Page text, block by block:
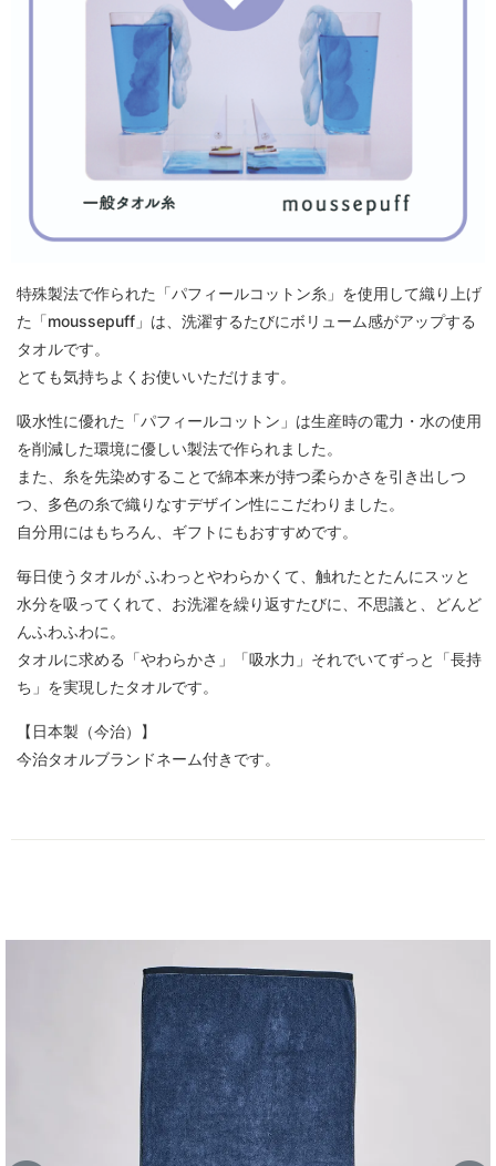
特殊製法で作られた「パフィールコットン糸」を使用して織り上げ
た「moussepuff」は、洗濯するたびにボリューム感がアップする
タオルです。
とても気持ちよくお使いいただけます。
吸水性に優れた「パフィールコットン」は生産時の電力・水の使用
を削減した環境に優しい製法で作られました。
また、糸を先染めすることで綿本来が持つ柔らかさを引き出しつ
つ、多色の糸で織りなすデザイン性にこだわりました。
自分用にはもちろん、ギフトにもおすすめです。
毎日使うタオルが ふわっとやわらかくて、触れたとたんにスッと
水分を吸ってくれて、お洗濯を繰り返すたびに、不思議と、どんど
んふわふわに。
タオルに求める「やわらかさ」「吸水力」それでいてずっと「長持
ち」を実現したタオルです。
【日本製（今治）】
今治タオルブランドネーム付きです。